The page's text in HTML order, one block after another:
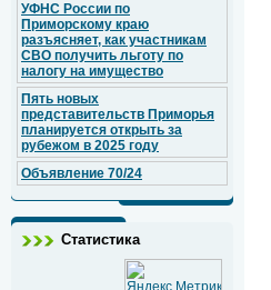
УФНС России по
Приморскому краю
разъясняет, как участникам
СВО получить льготу по
налогу на имущество
Пять новых
представительств Приморья
планируется открыть за
рубежом в 2025 году
Объявление 70/24
Статистика